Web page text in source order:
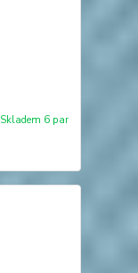
Skladem 6 par